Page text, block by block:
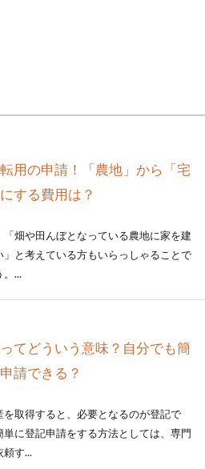
用の申請！「農地」から「宅
する費用は？
「畑や田んぼとなっている農地に家を建
」と考えている方もいらっしゃることで
。...
てどういう意味？自分でも簡
請できる？
を取得すると、必要となるのが登記で
単に登記申請をする方法としては、専門
頼す...